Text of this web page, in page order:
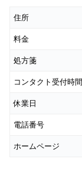
住所
料金
処方箋
コンタクト受付時間
休業日
電話番号
ホームページ